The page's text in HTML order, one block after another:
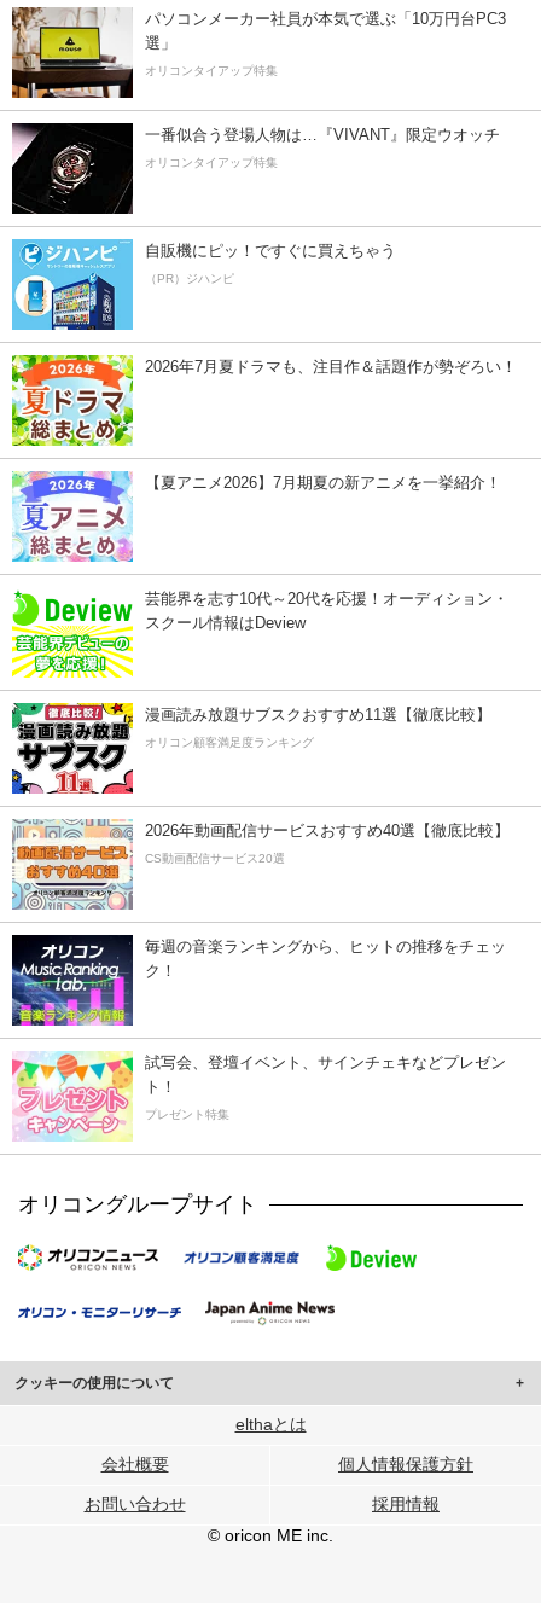
パソコンメーカー社員が本気で選ぶ「10万円台PC3
選」
オリコンタイアップ特集
一番似合う登場人物は…『VIVANT』限定ウオッチ
オリコンタイアップ特集
自販機にピッ！ですぐに買えちゃう
（PR）ジハンピ
2026年7月夏ドラマも、注目作＆話題作が勢ぞろい！
【夏アニメ2026】7月期夏の新アニメを一挙紹介！
芸能界を志す10代～20代を応援！オーディション・
スクール情報はDeview
漫画読み放題サブスクおすすめ11選【徹底比較】
オリコン顧客満足度ランキング
2026年動画配信サービスおすすめ40選【徹底比較】
CS動画配信サービス20選
毎週の音楽ランキングから、ヒットの推移をチェッ
ク！
試写会、登壇イベント、サインチェキなどプレゼン
ト！
プレゼント特集
オリコングループサイト
クッキーの使用について
このサイトでは Cookie を使用して、ユーザーに合わせたコンテンツや広告の
行っています。
メディアや広告配信、データ解析の各パートナーに提供しています。
各パートナーは、この情報とユーザーが各パートナーに提供した他の情報や、
ユーザーが各パートナーのサービスを使用したときに収集した他の情報を組み
elthaとは
会社概要 個人情報保護方針
お問い合わせ
採用情報
© oricon ME inc.